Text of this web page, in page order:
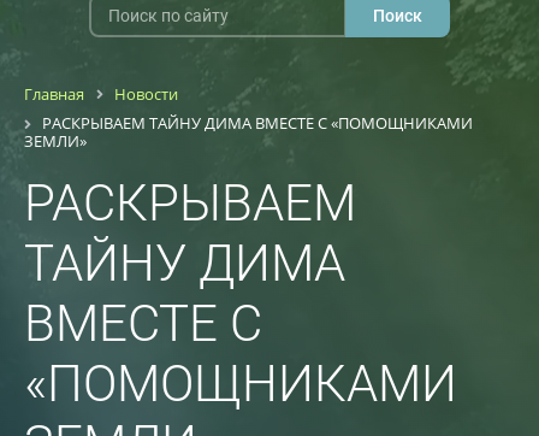
Главная
Новости
РАСКРЫВАЕМ ТАЙНУ ДИМА ВМЕСТЕ С «ПОМОЩНИКАМИ
ЗЕМЛИ»
РАСКРЫВАЕМ
ТАЙНУ ДИМА
ВМЕСТЕ С
«ПОМОЩНИКАМИ